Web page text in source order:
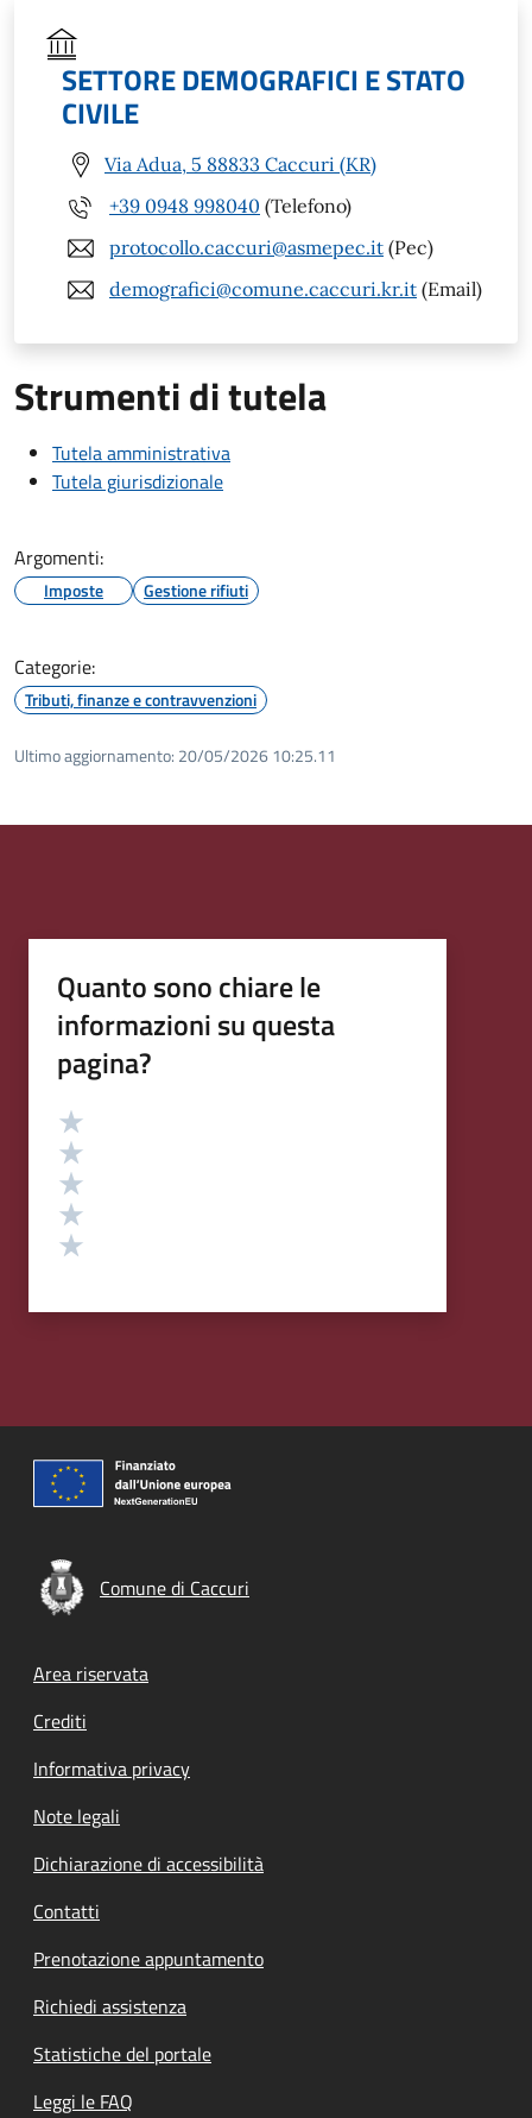
SETTORE DEMOGRAFICI E STATO
CIVILE
Via Adua, 5 88833 Caccuri (KR)
+39 0948 998040 (Telefono)
protocollo.caccuri@asmepec.it (Pec)
demografici@comune.caccuri.kr.it (Email)
Strumenti di tutela
Tutela amministrativa
Tutela giurisdizionale
Argomenti:
Imposte Gestione rifiuti
Categorie:
Tributi, finanze e contravvenzioni
Ultimo aggiornamento: 20/05/2026 10:25.11
Quanto sono chiare le
informazioni su questa
pagina?
Valutazione
Comune di Caccuri
Footer menu
Area riservata
Crediti
Informativa privacy
Note legali
Dichiarazione di accessibilità
Contatti
Prenotazione appuntamento
Richiedi assistenza
Statistiche del portale
Leggi le FAQ